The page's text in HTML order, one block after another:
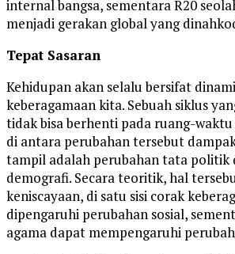
internal bangsa, sementara R20
menjadi gerakan global yang
Tepat Sasaran
Kehidupan akan selalu bersifat
keberagamaan kita. Sebuah siklus
tidak bisa berhenti pada ruang-
di antara perubahan tersebut
tampil adalah perubahan tata politik
demografi. Secara teoritik, hal
keniscayaan, di satu sisi corak
dipengaruhi perubahan sosial,
agama dapat mempengaruhi